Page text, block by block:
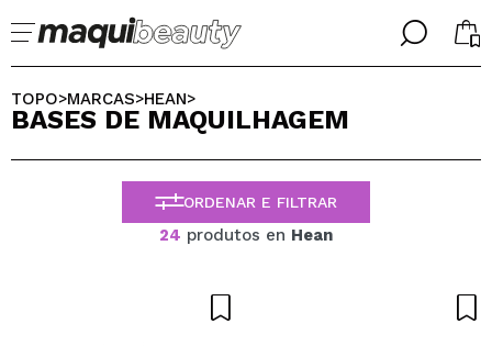
╳
Já sou #maquilover, tenho uma conta
Esqueceu-se da palavra-passe?
╳
SELECIONE O SEU IDIOMA
PORTUGUESE
ESPAÑOL
ENGLISH
FRANCES
TOPO>MARCAS>HEAN>
BASES DE MAQUILHAGEM
ORDENAR E FILTRAR
24 produtos en Hean